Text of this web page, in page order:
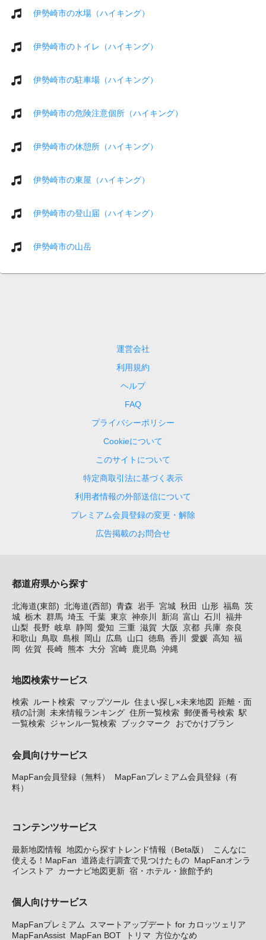
伊勢崎市の水場（ハイキング）
伊勢崎市のトイレ（ハイキング）
伊勢崎市の駐車場（ハイキング）
伊勢崎市の危険注意個所（ハイキング）
伊勢崎市の休憩所（ハイキング）
伊勢崎市の東屋（ハイキング）
伊勢崎市の登山届（ハイキング）
伊勢崎市の山岳
運営会社
利用規約
ヘルプ
FAQ
プライバシーポリシー
Cookieについて
このサイトについて
特定商取引法に基づく表示
利用者情報の外部送信について
プレミアム会員登録の変更・解除
広告掲載のお問合せ
都道府県から探す
北海道(東部) 北海道(西部) 青森 岩手 宮城 秋田 山形 福島 茨
城 栃木 群馬 埼玉 千葉 東京 神奈川 新潟 富山 石川
福井
山梨 長野 岐阜 静岡 愛知 三重 滋賀 大阪 京都 兵庫 奈良
和歌山
鳥取 島根 岡山 広島 山口 徳島 香川 愛媛 高知 福
岡 佐賀 長崎 熊本 大分 宮崎 鹿児島 沖縄
地図検索サービス
検索 ルート検索 マップツール 住まい探し×未来地図
距離・面
積の計測
未来情報ランキング 住所一覧検索 郵便番号検索 駅
一覧検索 ジャンル一覧検索 ブックマーク おでかけプラン
会員向けサービス
MapFan会員登録（無料）
MapFanプレミアム会員登録（有
料）
コンテンツサービス
最新地図情報 地図から探すトレンド情報（Beta版）
こんなに
使える！MapFan 道路走行調査で見つけたもの MapFanオンラ
インストア
カーナビ地図更新 宿・ホテル・旅館予約
個人向けサービス
MapFanプレミアム
スマートアップデート for カロッツェリア
MapFanAssist MapFan BOT トリマ 方位かなめ